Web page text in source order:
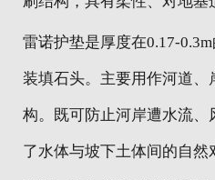
雷诺护垫是厚度在0.17-
装填石头。主要用作河道、
构。既可防止河岸遭水流
了水体与坡下土体间的自